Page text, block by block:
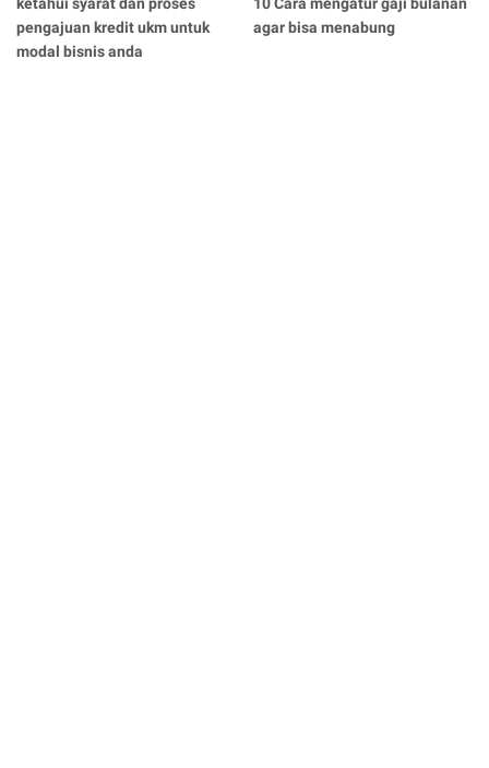
ketahui syarat dan proses
pengajuan kredit ukm untuk
modal bisnis anda
10 Cara mengatur gaji bulanan
agar bisa menabung